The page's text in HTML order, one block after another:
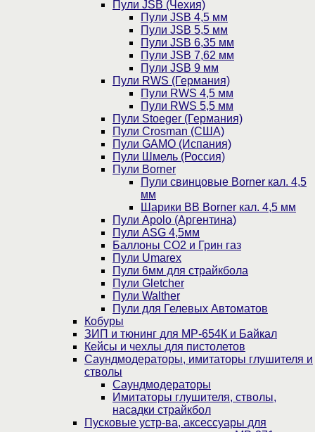
Пули JSB (Чехия)
Пули JSB 4,5 мм
Пули JSB 5,5 мм
Пули JSB 6,35 мм
Пули JSB 7,62 мм
Пули JSB 9 мм
Пули RWS (Германия)
Пули RWS 4,5 мм
Пули RWS 5,5 мм
Пули Stoeger (Германия)
Пули Crosman (США)
Пули GAMO (Испания)
Пули Шмель (Россия)
Пули Borner
Пули свинцовые Borner кал. 4,5
мм
Шарики BB Borner кал. 4,5 мм
Пули Apolo (Аргентина)
Пули ASG 4,5мм
Баллоны CO2 и Грин газ
Пули Umarex
Пули 6мм для страйкбола
Пули Gletcher
Пули Walther
Пули для Гелевых Автоматов
Кобуры
ЗИП и тюнинг для МР-654К и Байкал
Кейсы и чехлы для пистолетов
Саундмодераторы, имитаторы глушителя и
стволы
Саундмодераторы
Имитаторы глушителя, стволы,
насадки страйкбол
Пусковые устр-ва, аксессуары для